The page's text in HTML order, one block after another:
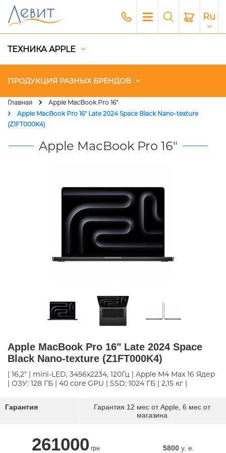
Ru
ТЕХНИКА APPLE
ПРОДУКЦИЯ РАЗНЫХ БРЕНДОВ
Чехлы
Акустика
Платный сервис Apple
Главная
Apple MacBook Pro 16"
Apple MacBook Pro 16" Late 2024 Space Black Nano-texture
(Z1FT000K4)
Apple MacBook Pro 16"
Apple MacBook Pro 16" Late 2024 Space
Black Nano-texture (Z1FT000K4)
| 16,2" | mini-LED, 3456x2234, 120Гц | Apple M4 Max 16 Ядер
| ОЗУ: 128 ГБ | 40 core GPU | SSD: 1024 ГБ | 2,15 кг |
Гарантия
Гарантия 12 мес от Apple, 6 мес от
магазина
261000 грн 5800 y. e.